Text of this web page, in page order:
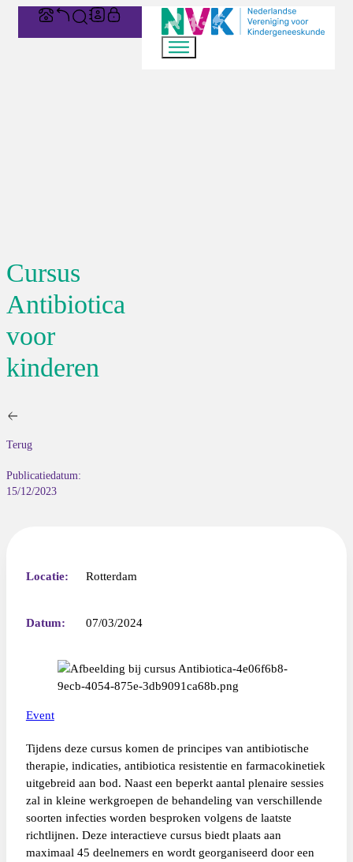
Cursus
Antibiotica
voor
kinderen
Terug
Publicatiedatum:
15/12/2023
Locatie: Rotterdam
Datum: 07/03/2024
Event
Tijdens deze cursus komen de principes van antibiotische
therapie, indicaties, antibiotica resistentie en farmacokinetiek
uitgebreid aan bod. Naast een beperkt aantal plenaire sessies
zal in kleine werkgroepen de behandeling van verschillende
soorten infecties worden besproken volgens de laatste
richtlijnen. Deze interactieve cursus biedt plaats aan
maximaal 45 deelnemers en wordt georganiseerd door een